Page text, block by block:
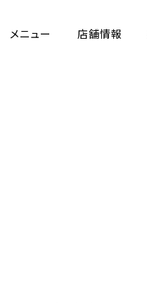
メニュー 店舗情報